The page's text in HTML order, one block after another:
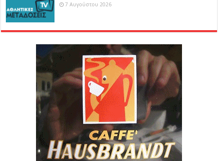
7 Αυγούστου 2026